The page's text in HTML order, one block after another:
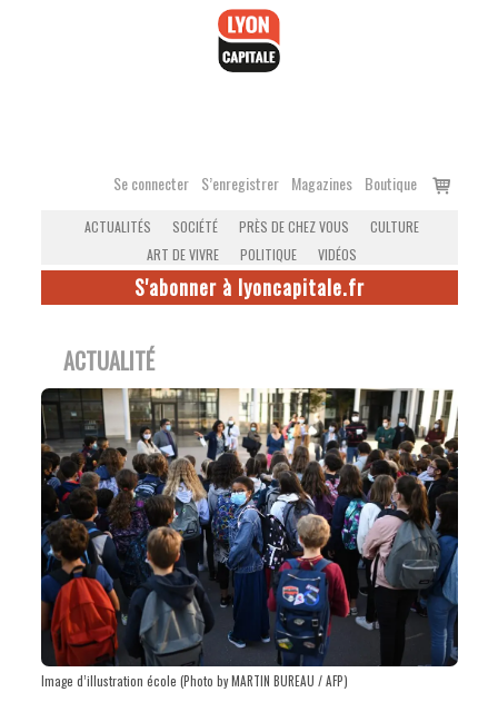
Se connecter S’enregistrer Magazines Boutique
Voir
ACTUALITÉS SOCIÉTÉ PRÈS DE CHEZ VOUS
CULTURE
ART DE VIVRE
POLITIQUE VIDÉOS
S'abonner à lyoncapitale.fr
ACTUALITÉ
Image d’illustration école (Photo by MARTIN BUREAU / AFP)